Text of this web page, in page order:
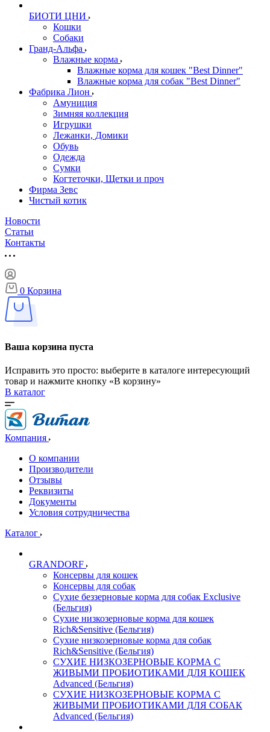
БИОТИ ЦНИ
Кошки
Собаки
Гранд-Альфа
Влажные корма
Влажные корма для кошек "Best Dinner"
Влажные корма для собак "Best Dinner"
Фабрика Лион
Амуниция
Зимняя коллекция
Игрушки
Лежанки, Домики
Обувь
Одежда
Сумки
Когтеточки, Щетки и проч
Фирма Зевс
Чистый котик
Новости
Статьи
Контакты
0 Корзина
Ваша корзина пуста
Исправить это просто: выберите в каталоге интересующий
товар и нажмите кнопку «В корзину»
В каталог
Компания
О компании
Производители
Отзывы
Реквизиты
Документы
Условия сотрудничества
Каталог
GRANDORF
Консервы для кошек
Консервы для собак
Сухие беззерновые корма для собак Exclusive
(Бельгия)
Сухие низкозерновые корма для кошек
Rich&Sensitive (Бельгия)
Сухие низкозерновые корма для собак
Rich&Sensitive (Бельгия)
СУХИЕ НИЗКОЗЕРНОВЫЕ КОРМА С
ЖИВЫМИ ПРОБИОТИКАМИ ДЛЯ КОШЕК
Advanced (Бельгия)
СУХИЕ НИЗКОЗЕРНОВЫЕ КОРМА С
ЖИВЫМИ ПРОБИОТИКАМИ ДЛЯ СОБАК
Advanced (Бельгия)